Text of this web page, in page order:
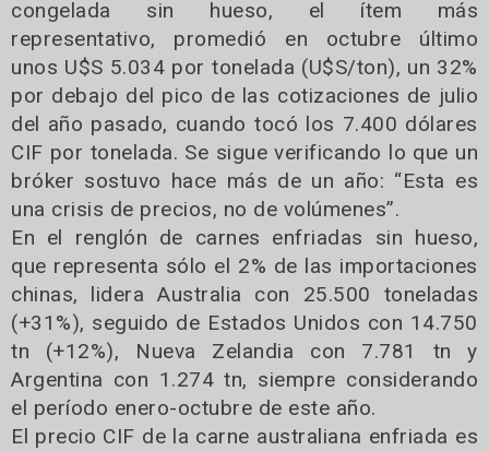
congelada sin hueso, el ítem más
representativo, promedió en octubre último
unos U$S 5.034 por tonelada (U$S/ton), un 32%
por debajo del pico de las cotizaciones de julio
del año pasado, cuando tocó los 7.400 dólares
CIF por tonelada. Se sigue verificando lo que un
bróker sostuvo hace más de un año: “Esta es
una crisis de precios, no de volúmenes”.
En el renglón de carnes enfriadas sin hueso,
que representa sólo el 2% de las importaciones
chinas, lidera Australia con 25.500 toneladas
(+31%), seguido de Estados Unidos con 14.750
tn (+12%), Nueva Zelandia con 7.781 tn y
Argentina con 1.274 tn, siempre considerando
el período enero-octubre de este año.
El precio CIF de la carne australiana enfriada es